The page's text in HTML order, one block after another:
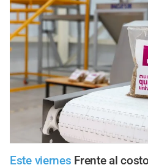
Este viernes Frente al